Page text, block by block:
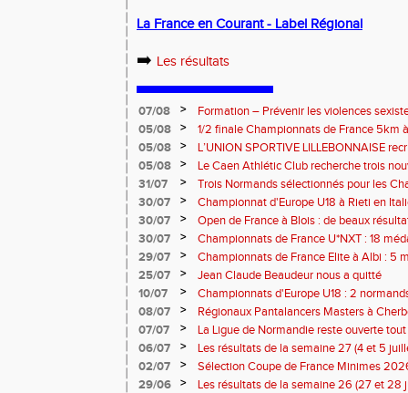
La France en Courant - Label Régional
➡️ Les résultats
07/08 >
Formation – Prévenir les violences
: le 26 septembre 2026
05/08 >
1/2 finale Championnats de France 5km
13 septembre 2026 : les informations
05/08 >
L’UNION SPORTIVE LILLEBONNAISE
rentrée 2026
05/08 >
Le Caen Athlétic Club recherche trois
civique à compter de septembre 2026
31/07 >
Trois Normands sélectionnés pour les
Eugene !
30/07 >
Championnat d'Europe U18 à Rieti en
normands
30/07 >
Open de France à Blois : de beaux
30/07
>
Championnats de France U*NXT : 18
29/07
>
Championnats de France Elite à Albi : 5
titres !
25/07 >
Jean Claude Beaudeur nous a quitté
10/07
>
Championnats d'Europe U18 : 2
08/07
>
Régionaux Pantalancers Masters à
07/07
>
La Ligue de Normandie reste ouverte tout
06/07
>
Les résultats de la semaine 27 (4 et 5
02/07
>
Sélection Coupe de France Minimes
29/06
>
Les résultats de la semaine 26 (27 et 28